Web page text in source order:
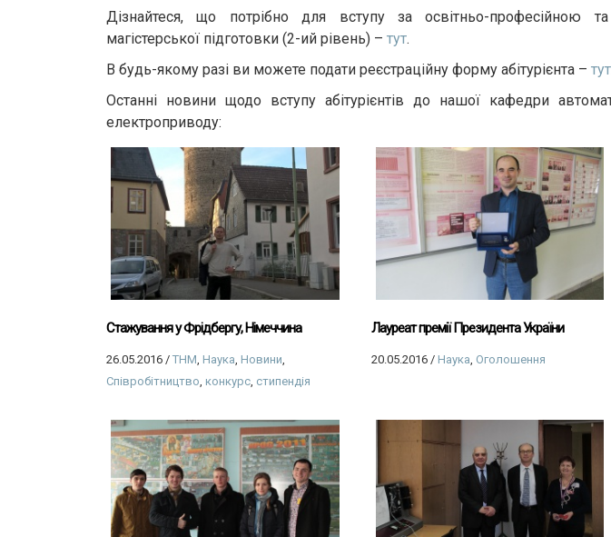
Дізнайтеся, що потрібно для вступу за освітньо-професійною
магістерської підготовки (2-ий рівень) – тут.
В будь-якому разі ви можете подати реєстраційну форму абітурієнта – тут
Останні новини щодо вступу абітурієнтів до нашої кафедри
електроприводу:
Стажування у Фрідбергу, Німеччина
26.05.2016 / THM, Наука, Новини,
Співробітництво, конкурс, стипендія
Лауреат премії Президента України
20.05.2016/ Наука, Оголошення